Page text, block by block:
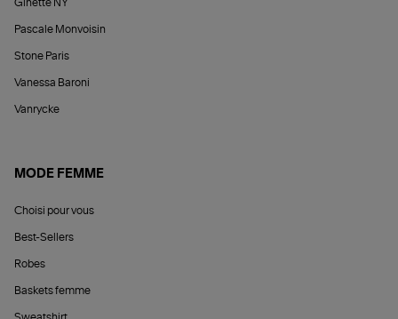
Ginette NY
Pascale Monvoisin
Stone Paris
Vanessa Baroni
Vanrycke
MODE FEMME
Choisi pour vous
Best-Sellers
Robes
Baskets femme